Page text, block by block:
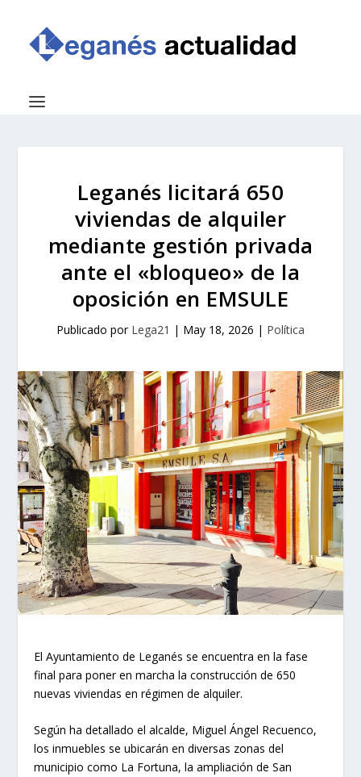
Leganés licitará 650
viviendas de alquiler
mediante gestión privada
ante el «bloqueo» de la
oposición en EMSULE
Publicado por Lega21 | May 18, 2026 | Política
El Ayuntamiento de Leganés se encuentra en la fase
final para poner en marcha la construcción de 650
nuevas viviendas en régimen de alquiler.
Según ha detallado el alcalde, Miguel Ángel Recuenco,
los inmuebles se ubicarán en diversas zonas del
municipio como La Fortuna, la ampliación de San